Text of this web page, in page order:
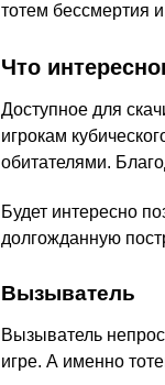
тотем бессмертия
Что
Доступное для
игрокам
обитателями.
Будет интересно
долгожданную
Вызыватель
Вызыватель
игре. А именно